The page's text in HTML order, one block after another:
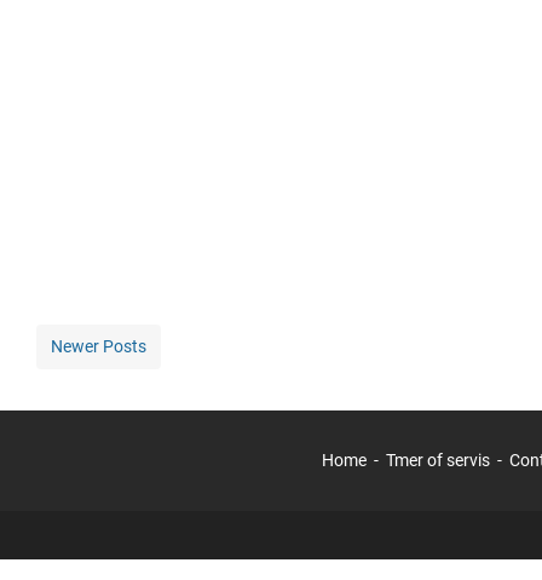
Newer Posts
Home Tmer of servis